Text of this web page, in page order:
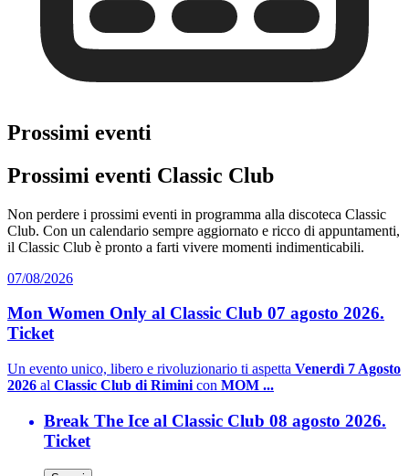
Prossimi eventi
Prossimi eventi Classic Club
Non perdere i prossimi eventi in programma alla discoteca Classic
Club. Con un calendario sempre aggiornato e ricco di appuntamenti,
il Classic Club è pronto a farti vivere momenti indimenticabili.
07/08/2026
Mon Women Only al Classic Club 07 agosto 2026.
Ticket
Un evento unico, libero e rivoluzionario ti aspetta Venerdì 7 Agosto
2026 al Classic Club di Rimini con MOM ...
Break The Ice al Classic Club 08 agosto 2026.
Ticket